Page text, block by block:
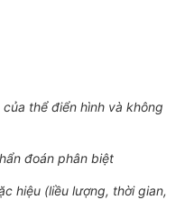
thể điển hình và không
đoán phân biệt
hiệu (liều lư­ợng, thời gian,